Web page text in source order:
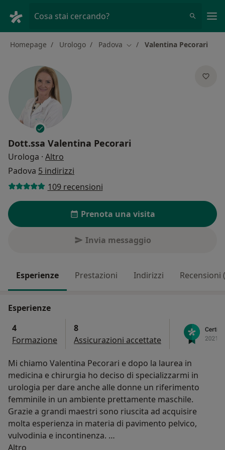
Cosa stai cercando?
Homepage Urologo Padova Cambia città
Valentina Pecorari
Dott.ssa Valentina Pecorari
Urologa · Altro
Padova 5 indirizzi
109 recensioni
Prenota una visita
Invia messaggio
Esperienze Prestazioni Indirizzi Recensioni
Esperienze
4
Formazione
8
Assicurazioni accettate
Mi chiamo Valentina Pecorari e dopo la laurea in
medicina e chirurgia ho deciso di specializzarmi in
urologia per dare anche alle donne un riferimento
femminile in un ambiente prettamente maschile.
Grazie a grandi maestri sono riuscita ad acquisire
molta esperienza in materia di pavimento pelvico,
vulvodinia e incontinenza.
Mi interesso non solo della salute della donna ma
Altro